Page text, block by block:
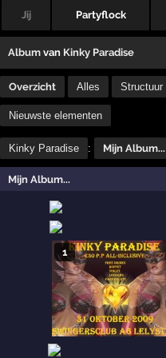
Jij Partyflock
Album van Kinky Paradise
Overzicht Alles Structuur
Nieuwste elementen
Kinky Paradise : Mijn Album...
Mijn Album...
1